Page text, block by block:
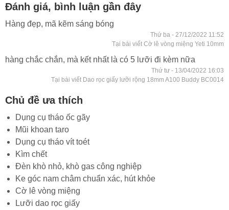
Đánh giá, bình luận gần đây
Hàng đẹp, mã kẽm sáng bóng
Thứ ba - 27/12/2022 11:52
Tại bài viết Cờ lê vòng miệng Yeti 10mm
hàng chắc chắn, mà kết nhất là có 5 lưỡi đi kèm nữa
Thứ tư - 13/04/2022 16:03
Tại bài viết Dao rọc giấy lưỡi rộng 18mm A100 Buddy BC0014
Chủ đề ưa thích
Dụng cụ tháo ốc gãy
Mũi khoan taro
Dụng cụ tháo vít toét
Kìm chết
Đèn khò nhỏ, khò gas công nghiệp
Ke góc nam châm chuẩn xác, hút khỏe
Cờ lê vòng miệng
Lưỡi dao rọc giấy